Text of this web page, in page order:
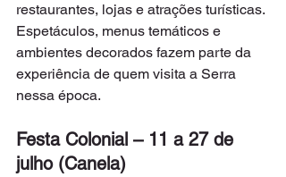
restaurantes, lojas e atrações turísticas.
Espetáculos, menus temáticos e
ambientes decorados fazem parte da
experiência de quem visita a Serra
nessa época.
Festa Colonial – 11 a 27 de
julho (Canela)